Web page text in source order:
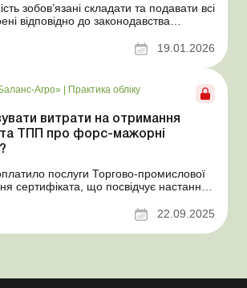
зобов’язані складати та подавати всі
відповідно до законодавства
із законодавством іноземної держави.
у які строки та за якими формами
фінзвітність, у...
19.01.2026
Агро» | Практика обліку
витрати на отримання
ТПП про форс-мажорні
послуги Торгово-промислової
сертифіката, що посвідчує настання
рахунок віднести суму такої оплати?
від 23 вересня 2025 року Практична
Підприємство оплатило послуги Тор...
22.09.2025